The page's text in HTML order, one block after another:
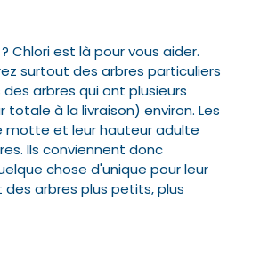
Chlori est là pour vous aider.
surtout des arbres particuliers
des arbres qui ont plusieurs
à la livraison) environ. Les
motte et leur hauteur adulte
Ils conviennent donc
chose d'unique pour leur
arbres plus petits, plus